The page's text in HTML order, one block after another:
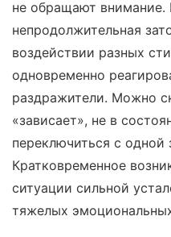
не обращают внимание.
непродолжительная
воздействии разных
одновременно
раздражители. Можно
«зависает», не в
переключиться с одной
Кратковременное
ситуации сильной
тяжелых